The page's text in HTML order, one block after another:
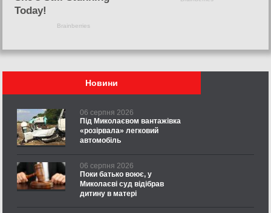
Новини
06 серпня 2026
Під Миколаєвом вантажівка
«розірвала» легковий
автомобіль
06 серпня 2026
Поки батько воює, у
Миколаєві суд відібрав
дитину в матері